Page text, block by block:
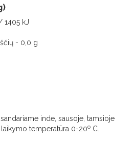
1405 kJ
- 0,0 g
inde, sausoje, tamsioje
temperatūra 0-20o C.